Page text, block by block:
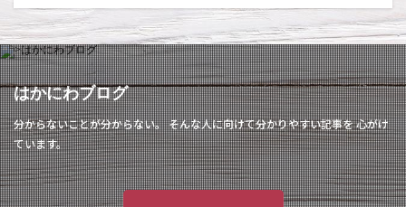
はかにわブログ
分からないことが分からない。 そんな人に向けて分かりやすい記事を 心がけ
ています。